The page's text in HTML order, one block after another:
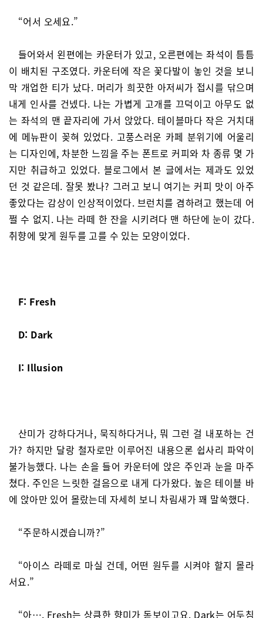
“어서 오세요.”
들어와서 왼편에는 카운터가 있고, 오른편에는 좌석이 틈틈
이 배치된 구조였다. 카운터에 작은 꽃다발이 놓인 것을 보니
막 개업한 티가 났다. 머리가 희끗한 아저씨가 접시를 닦으며
내게 인사를 건넸다. 나는 가볍게 고개를 끄덕이고 아무도 없
는 좌석의 맨 끝자리에 가서 앉았다. 테이블마다 작은 거치대
에 메뉴판이 꽂혀 있었다. 고풍스러운 카페 분위기에 어울리
는 디자인에, 차분한 느낌을 주는 폰트로 커피와 차 종류 몇 가
지만 취급하고 있었다. 블로그에서 본 글에서는 제과도 있었
던 것 같은데. 잘못 봤나? 그러고 보니 여기는 커피 맛이 아주
좋았다는 감상이 인상적이었다. 브런치를 겸하려고 했는데 어
쩔 수 없지. 나는 라떼 한 잔을 시키려다 맨 하단에 눈이 갔다.
취향에 맞게 원두를 고를 수 있는 모양이었다.
F: Fresh
D: Dark
I: Illusion
산미가 강하다거나, 묵직하다거나, 뭐 그런 걸 내포하는 건
가? 하지만 달랑 철자로만 이루어진 내용으론 쉽사리 파악이
불가능했다. 나는 손을 들어 카운터에 앉은 주인과 눈을 마주
쳤다. 주인은 느릿한 걸음으로 내게 다가왔다. 높은 테이블 바
에 앉아만 있어 몰랐는데 자세히 보니 차림새가 꽤 말쑥했다.
“주문하시겠습니까?”
“아이스 라떼로 마실 건데, 어떤 원두를 시켜야 할지 몰라
서요.”
“아…. Fresh는 상큼한 향미가 돋보이고요. Dark는 어두침